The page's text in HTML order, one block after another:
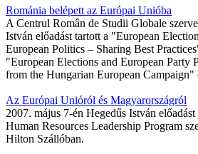
Románia belépett az Európai Unióba
A Centrul Român de Studii Globale
István előadást tartott a "European
European Politics – Sharing Best
"European Elections and European Party
from the Hungarian European Campaign"
Az Európai Unióról és Magyarországról
2007. május 7-én Hegedűs István
Human Resources Leadership Program
Hilton Szállóban.